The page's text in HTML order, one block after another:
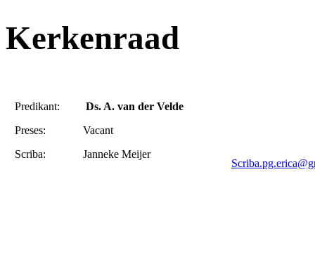
Kerkenraad
Predikant:
Preses:
Scriba:
Ds. A. van der Velde
Vacant
Janneke Meijer